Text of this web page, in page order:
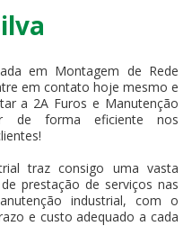
em Montagem de Rede
em contato hoje mesmo e
a 2A Furos e Manutenção
de forma eficiente nos
traz consigo uma vasta
prestação de serviços nas
industrial, com o
e custo adequado a cada